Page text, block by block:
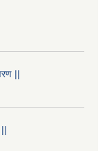
||